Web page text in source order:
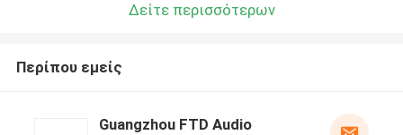
Δείτε περισσότερων
Περίπου εμείς
Guangzhou FTD Audio